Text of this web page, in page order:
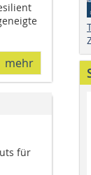
mehr
für